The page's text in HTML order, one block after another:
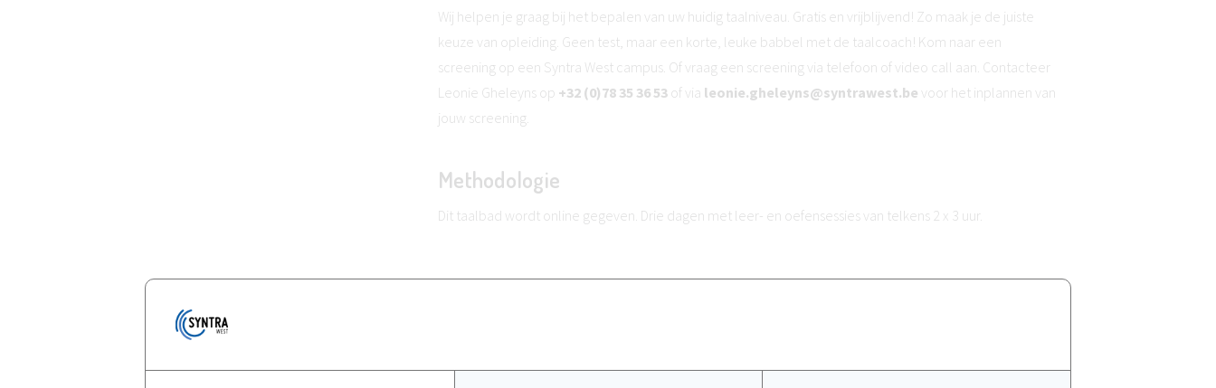
Wij helpen je graag bij het bepalen van uw huidig taalniveau. Gratis en vrijblijvend! Zo maak je de juiste
keuze van opleiding. Geen test, maar een korte, leuke babbel met de taalcoach! Kom naar een
screening op een Syntra West campus. Of vraag een screening via telefoon of video call aan. Contacteer
Leonie Gheleyns op +32 (0)78 35 36 53 of via leonie.gheleyns@syntrawest.be voor het inplannen van
jouw screening.
Methodologie
Dit taalbad wordt online gegeven. Drie dagen met leer- en oefensessies van telkens 2 x 3 uur.